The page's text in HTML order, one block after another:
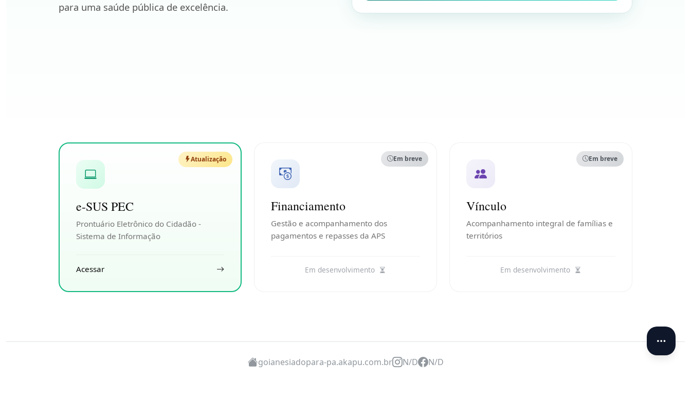
para uma saúde pública de excelência.
Atualização
e-SUS PEC
Prontuário Eletrônico do Cidadão -
Sistema de Informação
Acessar
Em breve
Financiamento
Gestão e acompanhamento dos
pagamentos e repasses da APS
Em desenvolvimento
Em breve
Vínculo
Acompanhamento integral de famílias e
territórios
Em desenvolvimento
goianesiadopara-pa.akapu.com.br N/D N/D